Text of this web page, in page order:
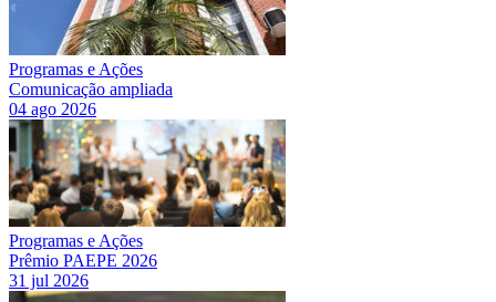
Programas e Ações
Comunicação ampliada
04 ago 2026
Programas e Ações
Prêmio PAEPE 2026
31 jul 2026